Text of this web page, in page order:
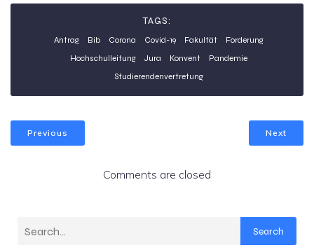
TAGS:
Antrag Bib Corona Covid-19 Fakultät
Forderung
Hochschulleitung
Jura Konvent
Pandemie
Studierendenvertretung
Previous Next
Comments are closed
Search